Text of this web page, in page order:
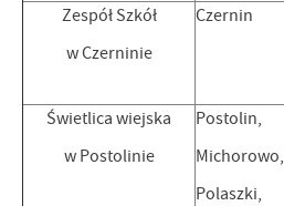
Zespół Szkół
w Czerninie
Czernin
Świetlica wiejska
w Postolinie
Postolin,
Michorowo,
Polaszki,